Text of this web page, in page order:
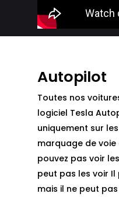
Autopilot
Toutes nos
logiciel Tesla
uniquement sur
marquage de voie
pouvez pas voir
peut pas les voir
mais il ne peut